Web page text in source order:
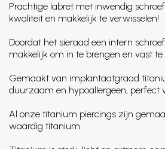
Prachtige labret met inwendig
kwaliteit en makkelijk te verwisselen!
Doordat het sieraad een intern
makkelijk om in te brengen en vast
Gemaakt van implantaatgraad
duurzaam en hypoallergeen, perfect
Al onze titanium piercings zijn
waardig titanium.